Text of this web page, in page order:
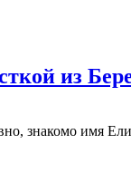
из
знакомо имя